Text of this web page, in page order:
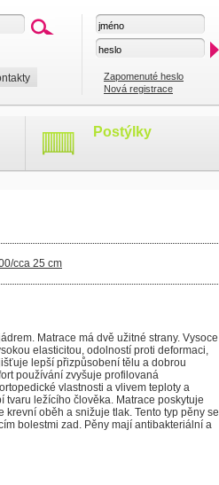
Zapomenuté heslo
Nová registrace
Postýlky
cca 25 cm
Matrace má dvě užitné strany. Vysoce
elasticitou, odolností proti deformaci,
lepší přizpůsobení tělu a dobrou
používání zvyšuje profilovaná
vlastnosti a vlivem teploty a
tvaru ležícího člověka. Matrace poskytuje
oběh a snižuje tlak. Tento typ pěny se
bolestmi zad. Pěny mají antibakteriální a